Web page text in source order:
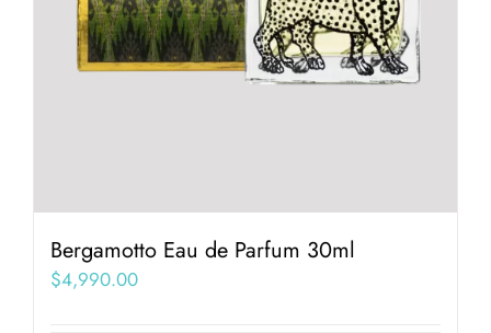
Bergamotto Eau de Parfum 30ml
$4,990.00